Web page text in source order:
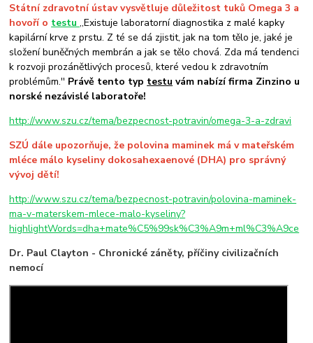
Státní zdravotní ústav vysvětluje důležitost tuků Omega 3 a
hovoří o testu,,Existuje laboratorní diagnostika z malé kapky
kapilární krve z prstu. Z té se dá zjistit, jak na tom tělo je, jaké je
složení buněčných membrán a jak se tělo chová. Zda má tendenci
k rozvoji prozánětlivých procesů, které vedou k zdravotním
problémům.'' Právě tento typ testu vám nabízí firma Zinzino u
norské nezávislé laboratoře!
http://www.szu.cz/tema/bezpecnost-potravin/omega-3-a-zdravi
SZÚ dále upozorňuje, že polovina maminek má v mateřském
mléce málo kyseliny dokosahexaenové (DHA) pro správný
vývoj dětí!
http://www.szu.cz/tema/bezpecnost-potravin/polovina-maminek-
ma-v-materskem-mlece-malo-kyseliny?
highlightWords=dha+mate%C5%99sk%C3%A9m+ml%C3%A9ce
Dr. Paul Clayton - Chronické záněty, příčiny civilizačních
nemocí